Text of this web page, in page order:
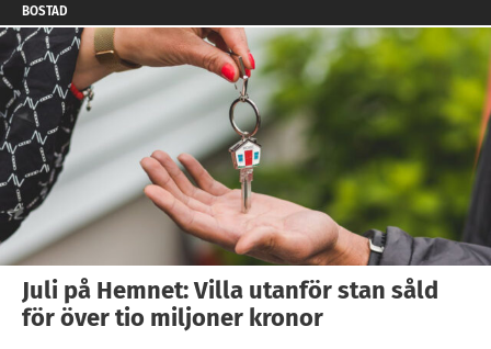
BOSTAD
Juli på Hemnet: Villa utanför stan såld
för över tio miljoner kronor